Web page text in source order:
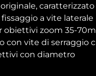
caratterizzato
a vite
obiettivi zoom 35-
con vite di serraggio
con diametro